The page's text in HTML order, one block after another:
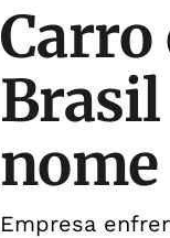
Brasil
nome
Empresa